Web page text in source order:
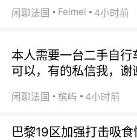
闲聊法国 Feimei 4小时前
本人需要一台二手自
可以，有的私信我，谢
闲聊法国 槟屿 4小时前
巴黎19区加强打击吸食